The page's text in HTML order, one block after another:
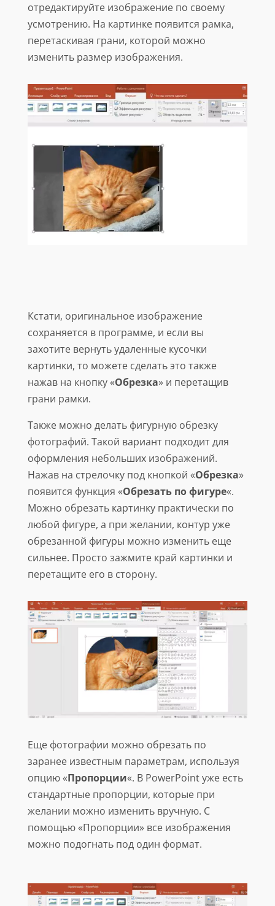
отредактируйте изображение по своему
усмотрению. На картинке появится рамка,
перетаскивая грани, которой можно
изменить размер изображения.
Кстати, оригинальное изображение
сохраняется в программе, и если вы
захотите вернуть удаленные кусочки
картинки, то можете сделать это также
нажав на кнопку «Обрезка» и перетащив
грани рамки.
Также можно делать фигурную обрезку
фотографий. Такой вариант подходит для
оформления небольших изображений.
Нажав на стрелочку под кнопкой «Обрезка»
появится функция «Обрезать по фигуре«.
Можно обрезать картинку практически по
любой фигуре, а при желании, контур уже
обрезанной фигуры можно изменить еще
сильнее. Просто зажмите край картинки и
перетащите его в сторону.
Еще фотографии можно обрезать по
заранее известным параметрам, используя
опцию «Пропорции«. В PowerPoint уже есть
стандартные пропорции, которые при
желании можно изменить вручную. С
помощью «Пропорции» все изображения
можно подогнать под один формат.